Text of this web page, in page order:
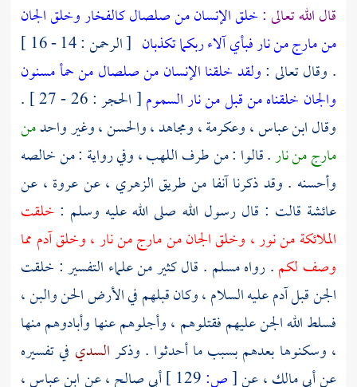
قال الله تعالى :خلق الإنسان من صلصال كالفخار وخلق الجان
من مارج من نار فبأي آلاء ربكما تكذبان
[ الرحمن : 14 - 16 ]
. وقال تعالى :ولقد خلقنا الإنسان من صلصال من حمأ مسنون
والجان خلقناه من قبل من نار السموم
[ الحجر : 26 - 27 ] .
وقالابن عباس،وعكرمة،ومجاهد،والحسن، وغير واحدمن
مارج من نار. قالوا : من طرف اللهب ، وفي رواية : من خالصه
وأحسنه . وقد ذكرنا آنفا من طريقالزهري ، عنعروة ، عن
عائشة قالت : قال رسول الله صلى الله عليه وسلم : خلقت
الملائكة من نور ، وخلق الجان من مارج من نار ، وخلق آدم مما
وصف لكم. رواهمسلم . قال كثير من علماء التفسير : خلقت
الجن قبل آدم عليه السلام ، وكان قبلهم في الأرض الحن والبن ،
فسلط الله الجن عليهم فقتلوهم ، وأجلوهم عنها وأبادوهم منها
، وسكنوها بعدهم بسبب ما أحدثوا . وذكرالسدي في تفسيره
عنأبي مالك، عن[ص: أبي صالح، عنابن عباس،